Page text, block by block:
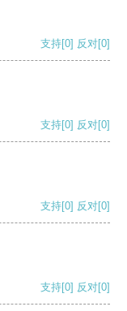
支持[0] 反对[0]
支持[0] 反对[0]
支持[0] 反对[0]
支持[0] 反对[0]